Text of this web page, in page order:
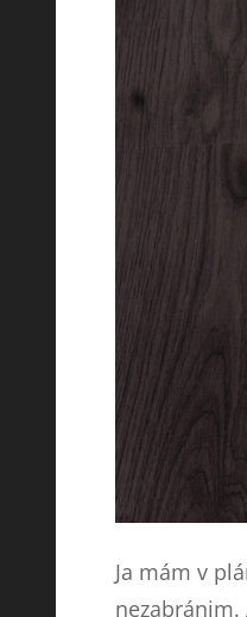
Ja mám v